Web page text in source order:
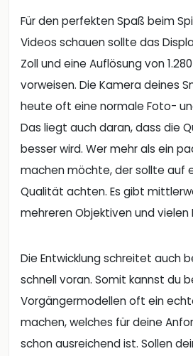
Für den perfekten Spaß beim
Videos schauen sollte das
Zoll und eine Auflösung von
vorweisen. Die Kamera deines
heute oft eine normale Foto-
Das liegt auch daran, dass die
besser wird. Wer mehr als ein
machen möchte, der sollte auf
Qualität achten. Es gibt
mehreren Objektiven und vielen
Die Entwicklung schreitet auch
schnell voran. Somit kannst du
Vorgängermodellen oft ein
machen, welches für deine
schon ausreichend ist. Sollen